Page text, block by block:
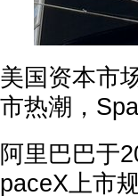
美国资本市
市热潮，
阿里巴巴于
paceX上市